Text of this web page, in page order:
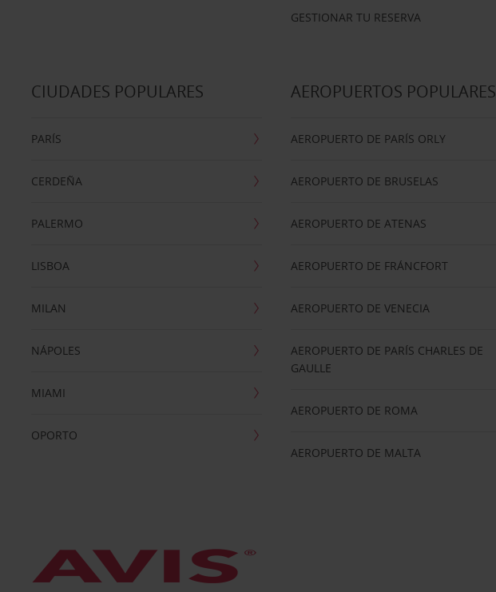
GESTIONAR TU RESERVA
CIUDADES POPULARES
PARÍS
CERDEÑA
PALERMO
LISBOA
MILAN
NÁPOLES
MIAMI
OPORTO
AEROPUERTOS POPULARES
AEROPUERTO DE PARÍS ORLY
AEROPUERTO DE BRUSELAS
AEROPUERTO DE ATENAS
AEROPUERTO DE FRÁNCFORT
AEROPUERTO DE VENECIA
AEROPUERTO DE PARÍS CHARLES DE
GAULLE
AEROPUERTO DE ROMA
AEROPUERTO DE MALTA